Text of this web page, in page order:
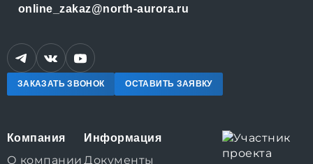
online_zakaz@north-aurora.ru
ЗАКАЗАТЬ ЗВОНОК ОСТАВИТЬ ЗАЯВКУ
Компания
О компании
Информация
Документы